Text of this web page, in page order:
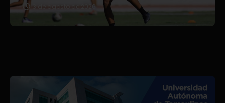
3 de agosto de 2026